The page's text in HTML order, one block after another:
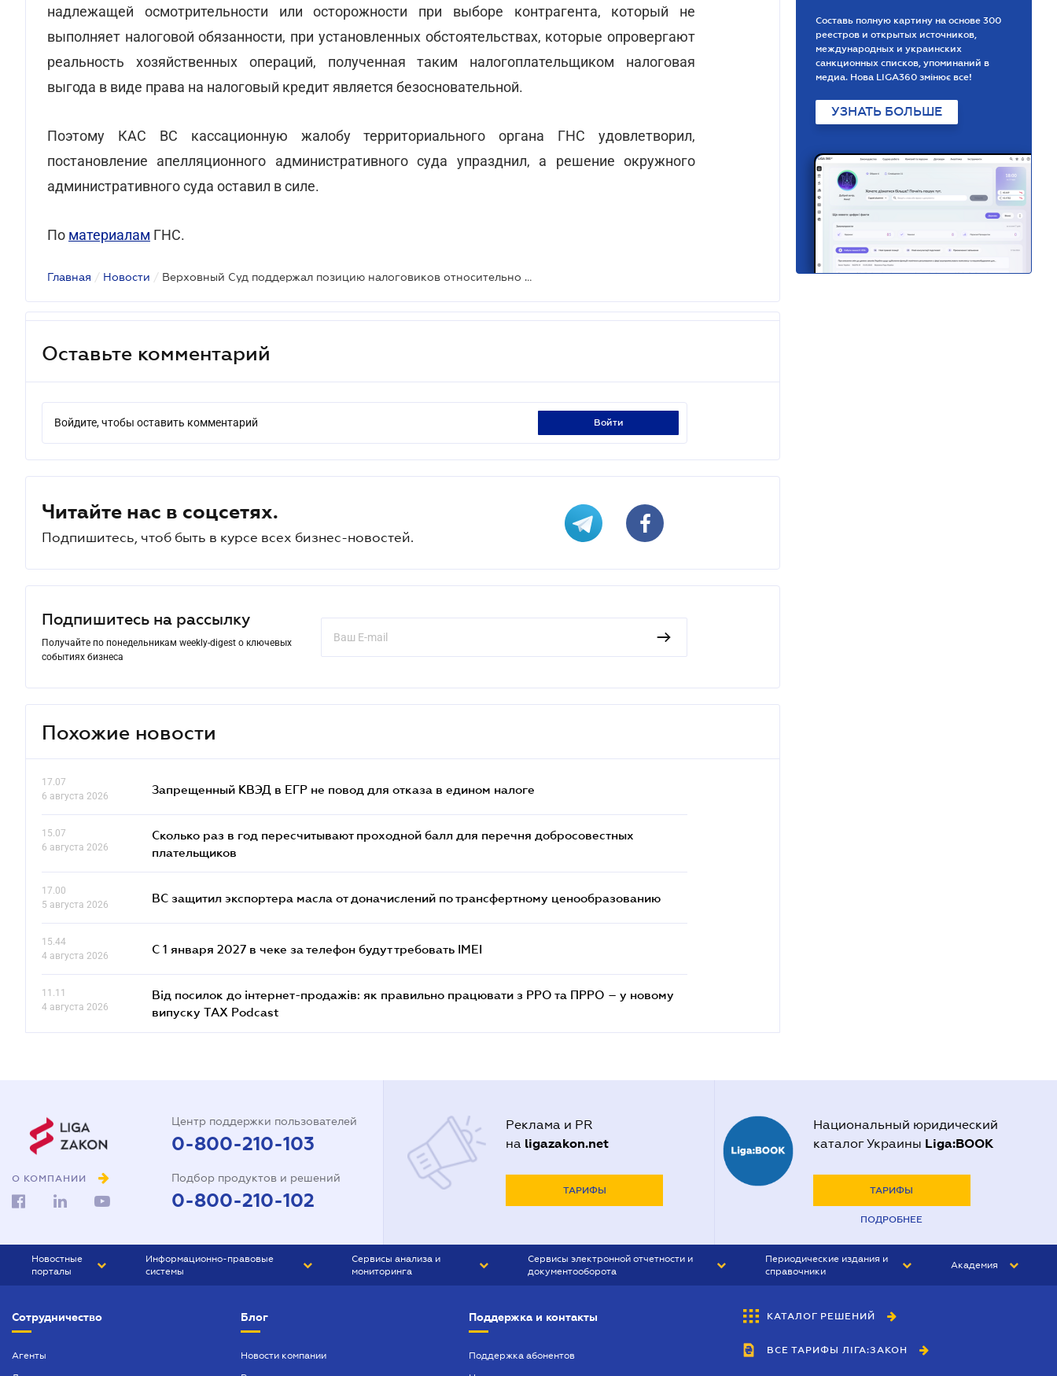
надлежащей осмотрительности или осторожности при выборе контрагента, который не
выполняет налоговой обязанности, при установленных обстоятельствах, которые опровергают
реальность хозяйственных операций, полученная таким налогоплательщиком налоговая
выгода в виде права на налоговый кредит является безосновательной.
Поэтому КАС ВС кассационную жалобу территориального органа ГНС удовлетворил,
постановление апелляционного административного суда упразднил, а решение окружного
административного суда оставил в силе.
По материалам ГНС.
Главная / Новости / Верховный Суд поддержал позицию налоговиков относительно нереальности хозяйственных операций
Оставьте комментарий
Войдите, чтобы оставить комментарий войти
Читайте нас в соцсетях.
Подпишитесь, чтоб быть в курсе всех бизнес-новостей.
Подпишитесь на рассылку
Получайте по понедельникам weekly-digest о ключевых
событиях бизнеса
Похожие новости
17.07
6 августа 2026
Запрещенный КВЭД в ЕГР не повод для отказа в едином налоге
15.07
6 августа 2026
Сколько раз в год пересчитывают проходной балл для перечня добросовестных
плательщиков
17.00
5 августа 2026
ВС защитил экспортера масла от доначислений по трансфертному ценообразованию
15.44
4 августа 2026
С 1 января 2027 в чеке за телефон будут требовать IMEI
11.11
4 августа 2026
Від посилок до інтернет-продажів: як правильно працювати з РРО та ПРРО – у новому
випуску TAX Podcast
Составь полную картину на основе 300
реестров и открытых источников,
международных и украинских
санкционных списков, упоминаний в
медиа. Нова LIGA360 змінює все!
УЗНАТЬ БОЛЬШЕ
О КОМПАНИИ
Центр поддержки пользователей
0-800-210-103
Подбор продуктов и решений
0-800-210-102
Реклама и PR
на ligazakon.net
ТАРИФЫ
Национальный юридический
каталог Украины Liga:BOOK
ТАРИФЫ
ПОДРОБНЕЕ
Новостные
порталы
БИЗНЕС
Информационно-правовые
системы
Сервисы анализа и
мониторинга
Сервисы электронной отчетности и
документооборота
Периодические издания и
справочники
БУХГАЛТЕР&ЗАКОН
ВЕСТНИК МСФО
Академия
Сотрудничество
Агенты
Блог
Новости компании
Поддержка и контакты
Поддержка абонентов
КАТАЛОГ РЕШЕНИЙ
ВСЕ ТАРИФЫ ЛІГА:ЗАКОН